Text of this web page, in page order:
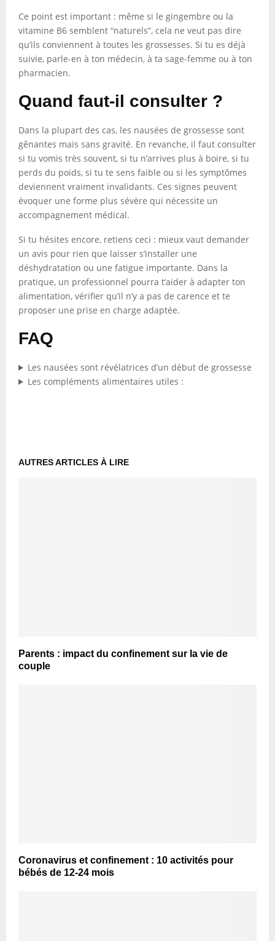
Ce point est important : même si le gingembre ou la
vitamine B6 semblent “naturels”, cela ne veut pas dire
qu’ils conviennent à toutes les grossesses. Si tu es déjà
suivie, parle-en à ton médecin, à ta sage-femme ou à ton
pharmacien.
Quand faut-il consulter ?
Dans la plupart des cas, les nausées de grossesse sont
gênantes mais sans gravité. En revanche, il faut consulter
si tu vomis très souvent, si tu n’arrives plus à boire, si tu
perds du poids, si tu te sens faible ou si les symptômes
deviennent vraiment invalidants. Ces signes peuvent
évoquer une forme plus sévère qui nécessite un
accompagnement médical.
Si tu hésites encore, retiens ceci : mieux vaut demander
un avis pour rien que laisser s’installer une
déshydratation ou une fatigue importante. Dans la
pratique, un professionnel pourra t’aider à adapter ton
alimentation, vérifier qu’il n’y a pas de carence et te
proposer une prise en charge adaptée.
FAQ
Les nausées sont révélatrices d’un début de grossesse
Les compléments alimentaires utiles :
AUTRES ARTICLES À LIRE
Parents : impact du confinement sur la vie de
couple
Coronavirus et confinement : 10 activités pour
bébés de 12-24 mois